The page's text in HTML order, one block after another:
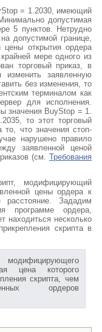
= 1.2030, имеющий
допустимая
5 пунктов. Нетрудно
допустимой границе,
цены открытия ордера
мере одного из
торговый приказ, в
изменить заявленную
без изменения, то
терминалом как
для исполнения.
значения BuyStop = 1.
то этот торговый
что значения стоп-
нарушено правило
заявленной ценой
(см. Требования
модифицирующий
цены ордера к
расстояние. Зададим
программе ордера,
находиться несколько
скрипта в
цена которого
скрипта, чем
ордеров